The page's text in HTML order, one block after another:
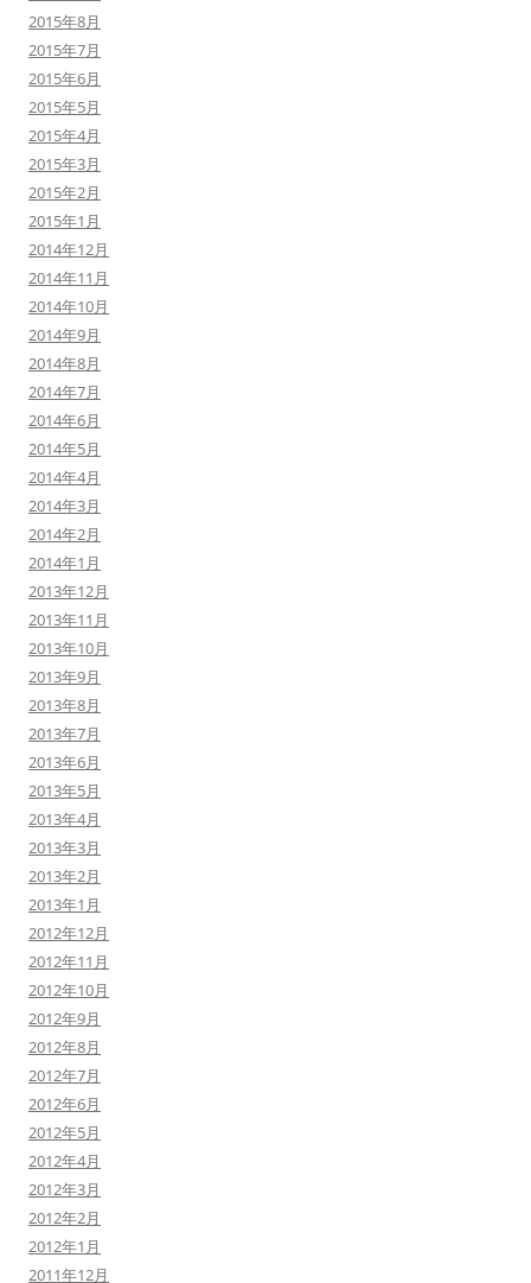
2015年8月
2015年7月
2015年6月
2015年5月
2015年4月
2015年3月
2015年2月
2015年1月
2014年12月
2014年11月
2014年10月
2014年9月
2014年8月
2014年7月
2014年6月
2014年5月
2014年4月
2014年3月
2014年2月
2014年1月
2013年12月
2013年11月
2013年10月
2013年9月
2013年8月
2013年7月
2013年6月
2013年5月
2013年4月
2013年3月
2013年2月
2013年1月
2012年12月
2012年11月
2012年10月
2012年9月
2012年8月
2012年7月
2012年6月
2012年5月
2012年4月
2012年3月
2012年2月
2012年1月
2011年12月